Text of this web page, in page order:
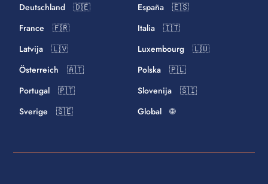
Deutschland 🇩🇪
España 🇪🇸
France 🇫🇷
Italia 🇮🇹
Latvija 🇱🇻
Luxembourg 🇱🇺
Österreich 🇦🇹
Polska 🇵🇱
Portugal 🇵🇹
Slovenija 🇸🇮
Sverige 🇸🇪
Global 🌐